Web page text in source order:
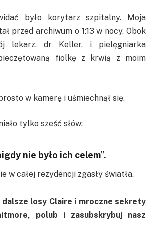
było korytarz szpitalny. Moja
przed archiwum o 1:13 w nocy. Obok
lekarz, dr Keller, i pielęgniarka
fiolkę z krwią z moim
w kamerę i uśmiechnął się.
tylko sześć słów:
nie było ich celem”.
w całej rezydencji zgasły światła.
dalsze losy Claire i mroczne sekrety
polub i zasubskrybuj nasz